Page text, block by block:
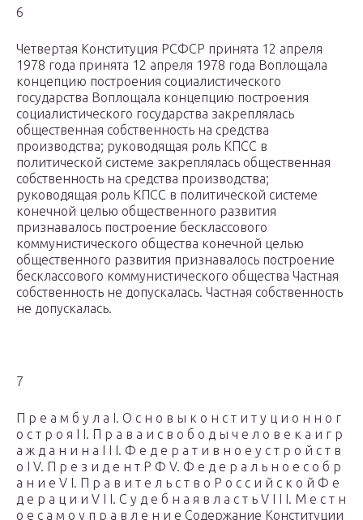
6
Четвертая Конституция РСФСР принята 12 апреля
1978 года принята 12 апреля 1978 года Воплощала
концепцию построения социалистического
государства Воплощала концепцию построения
социалистического государства закреплялась
общественная собственность на средства
производства; руководящая роль КПСС в
политической системе закреплялась общественная
собственность на средства производства;
руководящая роль КПСС в политической системе
конечной целью общественного развития
признавалось построение бесклассового
коммунистического общества конечной целью
общественного развития признавалось построение
бесклассового коммунистического общества Частная
собственность не допускалась. Частная собственность
не допускалась.
7
П р е а м б у л а I. О с н о в ы к о н с т и т у ц и о н н о г
о с т р о я I I. П р а в а и с в о б о д ы ч е л о в е к а и г р
а ж д а н и н а I I I. Ф е д е р а т и в н о е у с т р о й с т в
о I V. П р е з и д е н т Р Ф V. Ф е д е р а л ь н о е с о б р
а н и е V I. П р а в и т е л ь с т в о Р о с с и й с к о й Ф е
д е р а ц и и V I I. С у д е б н а я в л а с т ь V I I I. М е с т н
о е с а м о у п р а в л е н и е Содержание Конституции